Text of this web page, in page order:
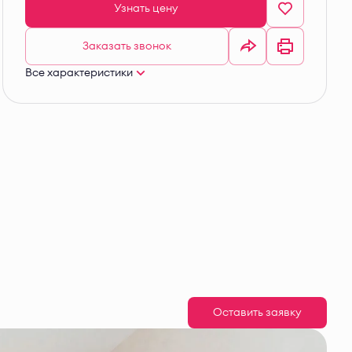
Узнать цену
Заказать звонок
Все характеристики
Оставить заявку